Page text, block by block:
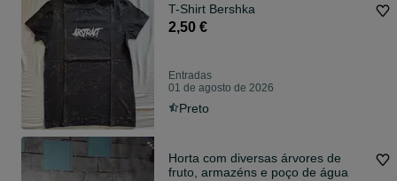
T-Shirt Bershka
2,50 €
Entradas
01 de agosto de 2026
Preto
Horta com diversas árvores de
fruto, armazéns e poço de água